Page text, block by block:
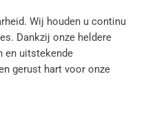
Wij houden u continu
Dankzij onze heldere
en uitstekende
gerust hart voor onze